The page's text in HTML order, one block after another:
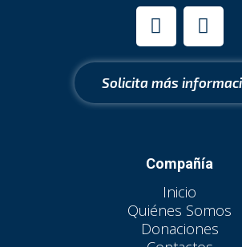
I
n
s
t
a
g
a
m
F
a
c
e
b
o
k
Solicita más
Compañía
Inicio
Quiénes Somos
Donaciones